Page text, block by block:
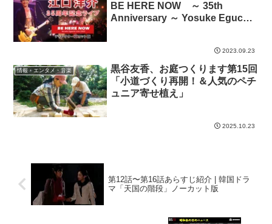
BE HERE NOW ～ 35th
Anniversary ～ Yosuke Eguchi
2023.09.23
情報・エンタメ・音楽
黒谷友香、お庭つくります第15回
「小道づくり再開！＆人気のペチ
ュニア寄せ植え」
2025.10.23
第12話〜第16話あらすじ紹介 | 韓国ドラ
マ「天国の階段」ノーカット版